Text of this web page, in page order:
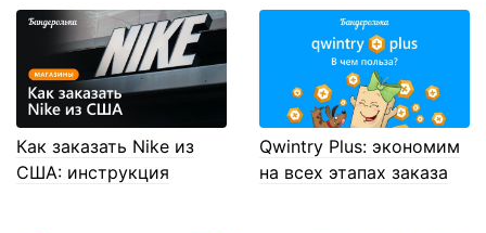
Как заказать Nike из
США: инструкция
Qwintry Plus: экономим
на всех этапах заказа